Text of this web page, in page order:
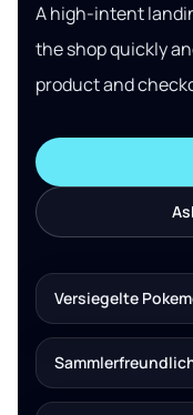
A high-intent
the shop quickly
product and
Versiegelte